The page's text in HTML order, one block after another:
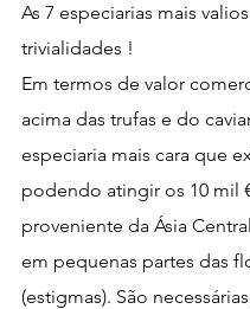
As 7 especiarias mais
trivialidades !
Em termos de valor
acima das trufas e do
especiaria mais cara que
podendo atingir os 10 mil
proveniente da Ásia
em pequenas partes das
(estigmas). São